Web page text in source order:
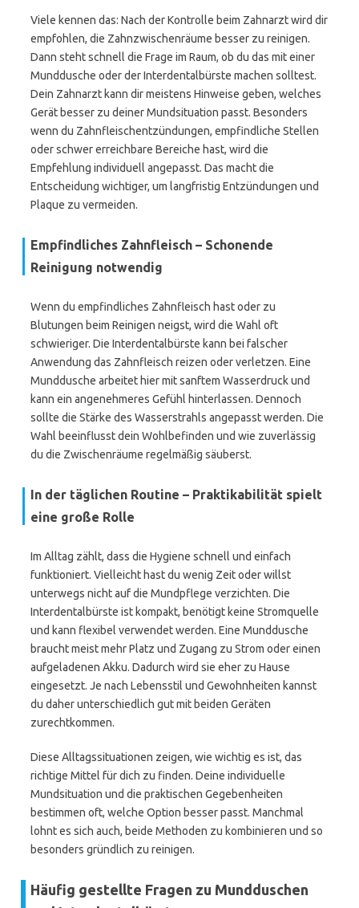
Viele kennen das: Nach der Kontrolle beim Zahnarzt wird dir
empfohlen, die Zahnzwischenräume besser zu reinigen.
Dann steht schnell die Frage im Raum, ob du das mit einer
Munddusche oder der Interdentalbürste machen solltest.
Dein Zahnarzt kann dir meistens Hinweise geben, welches
Gerät besser zu deiner Mundsituation passt. Besonders
wenn du Zahnfleischentzündungen, empfindliche Stellen
oder schwer erreichbare Bereiche hast, wird die
Empfehlung individuell angepasst. Das macht die
Entscheidung wichtiger, um langfristig Entzündungen und
Plaque zu vermeiden.
Empfindliches Zahnfleisch – Schonende
Reinigung notwendig
Wenn du empfindliches Zahnfleisch hast oder zu
Blutungen beim Reinigen neigst, wird die Wahl oft
schwieriger. Die Interdentalbürste kann bei falscher
Anwendung das Zahnfleisch reizen oder verletzen. Eine
Munddusche arbeitet hier mit sanftem Wasserdruck und
kann ein angenehmeres Gefühl hinterlassen. Dennoch
sollte die Stärke des Wasserstrahls angepasst werden. Die
Wahl beeinflusst dein Wohlbefinden und wie zuverlässig
du die Zwischenräume regelmäßig säuberst.
In der täglichen Routine – Praktikabilität spielt
eine große Rolle
Im Alltag zählt, dass die Hygiene schnell und einfach
funktioniert. Vielleicht hast du wenig Zeit oder willst
unterwegs nicht auf die Mundpflege verzichten. Die
Interdentalbürste ist kompakt, benötigt keine Stromquelle
und kann flexibel verwendet werden. Eine Munddusche
braucht meist mehr Platz und Zugang zu Strom oder einen
aufgeladenen Akku. Dadurch wird sie eher zu Hause
eingesetzt. Je nach Lebensstil und Gewohnheiten kannst
du daher unterschiedlich gut mit beiden Geräten
zurechtkommen.
Diese Alltagssituationen zeigen, wie wichtig es ist, das
richtige Mittel für dich zu finden. Deine individuelle
Mundsituation und die praktischen Gegebenheiten
bestimmen oft, welche Option besser passt. Manchmal
lohnt es sich auch, beide Methoden zu kombinieren und so
besonders gründlich zu reinigen.
Häufig gestellte Fragen zu Mundduschen